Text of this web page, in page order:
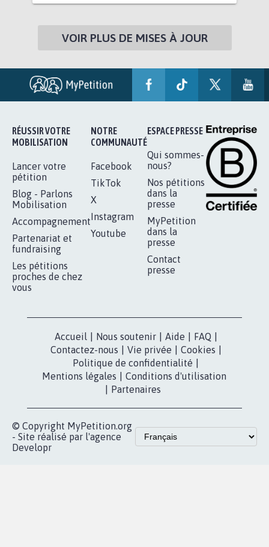
VOIR PLUS DE MISES À JOUR
RÉUSSIR VOTRE
MOBILISATION
Lancer votre
pétition
Blog - Parlons
Mobilisation
Accompagnement
Partenariat et
fundraising
Les pétitions
proches de chez
vous
NOTRE
COMMUNAUTÉ
Facebook
TikTok
X
Instagram
Youtube
ESPACE PRESSE
Qui sommes-
nous?
Nos pétitions
dans la
presse
MyPetition
dans la
presse
Contact
presse
Accueil Nous soutenir Aide FAQ
Contactez-nous
Vie privée Cookies
Politique de confidentialité
Mentions légales
Conditions d'utilisation
Partenaires
© Copyright MyPetition.org
- Site réalisé par l'agence
Developr